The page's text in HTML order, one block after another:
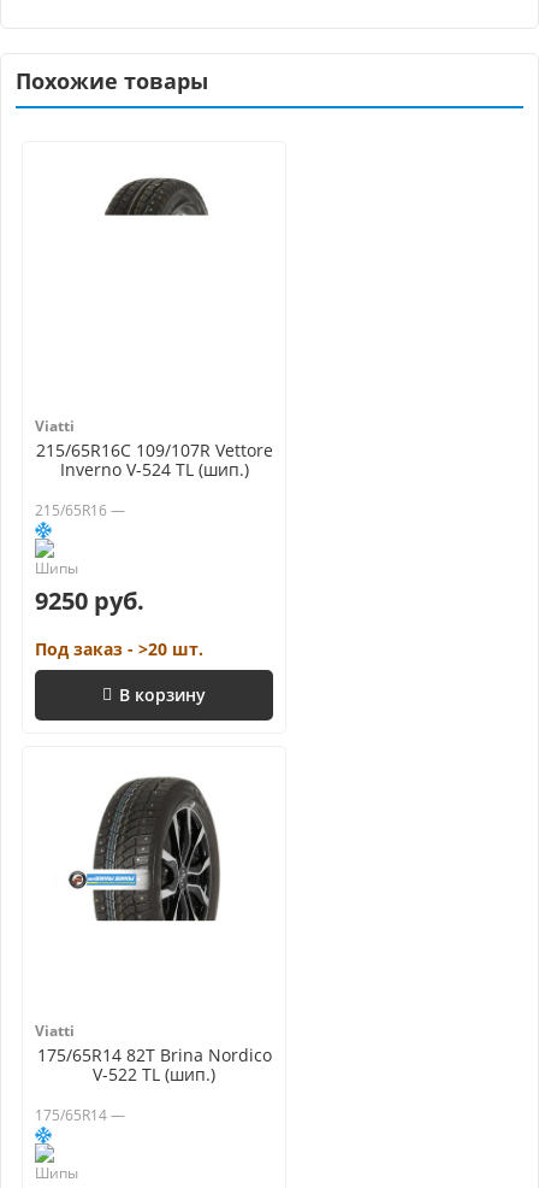
Похожие товары
Viatti
215/65R16C 109/107R Vettore
Inverno V-524 TL (шип.)
215/65R16 —
9250 руб.
Под заказ - >20 шт.
В корзину
Viatti
175/65R14 82T Brina Nordico
V-522 TL (шип.)
175/65R14 —